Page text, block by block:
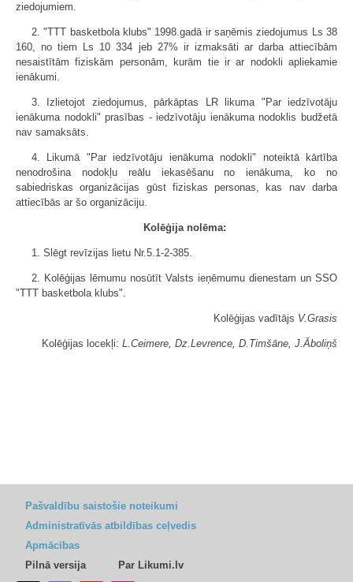
ziedojumiem.
2. "TTT basketbola klubs" 1998.gadā ir saņēmis ziedojumus Ls 38
160, no tiem Ls 10 334 jeb 27% ir izmaksāti ar darba attiecībām
nesaistītām fiziskām personām, kurām tie ir ar nodokli apliekamie
ienākumi.
3. Izlietojot ziedojumus, pārkāptas LR likuma "Par iedzīvotāju
ienākuma nodokli" prasības - iedzīvotāju ienākuma nodoklis budžetā
nav samaksāts.
4. Likumā "Par iedzīvotāju ienākuma nodokli" noteiktā kārtība
nenodrošina nodokļu reālu iekasēšanu no ienākuma, ko no
sabiedriskas organizācijas gūst fiziskas personas, kas nav darba
attiecībās ar šo organizāciju.
Kolēģija nolēma:
1. Slēgt revīzijas lietu Nr.5.1-2-385.
2. Kolēģijas lēmumu nosūtīt Valsts ieņēmumu dienestam un SSO
"TTT basketbola klubs".
Kolēģijas vadītājs V.Grasis
Kolēģijas locekļi: L.Ceimere, Dz.Levrence, D.Timšāne, J.Āboliņš
Pašvaldību saistošie noteikumi
Administratīvās atbildības ceļvedis
Apmācības
Pilnā versija
Par Likumi.lv